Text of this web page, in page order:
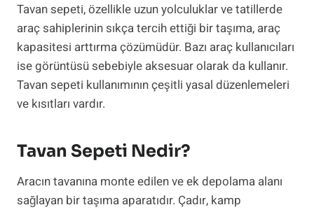
Tavan sepeti, özellikle uzun yolculuklar ve tatillerde
araç sahiplerinin sıkça tercih ettiği bir taşıma, araç
kapasitesi arttırma çözümüdür. Bazı araç kullanıcıları
ise görüntüsü sebebiyle aksesuar olarak da kullanır.
Tavan sepeti kullanımının çeşitli yasal düzenlemeleri
ve kısıtları vardır.
Tavan Sepeti Nedir?
Aracın tavanına monte edilen ve ek depolama alanı
sağlayan bir taşıma aparatıdır. Çadır, kamp